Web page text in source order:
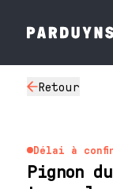
Retour
Délai à
Pignon